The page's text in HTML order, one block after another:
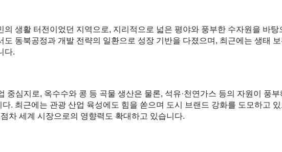
생활 터전이었던 지역으로, 지리적으로 넓은 평야와 풍부한 수자원을 바탕
동북공정과 개발 전략의 일환으로 성장 기반을 다졌으며, 최근에는 생태
다.
중심지로, 옥수수와 콩 등 곡물 생산은 물론, 석유·천연가스 등의 자원이 풍부
. 최근에는 관광 산업 육성에도 힘을 쏟으며 도시 브랜드 강화를 도모하고
차 세계 시장으로의 영향력도 확대하고 있습니다.